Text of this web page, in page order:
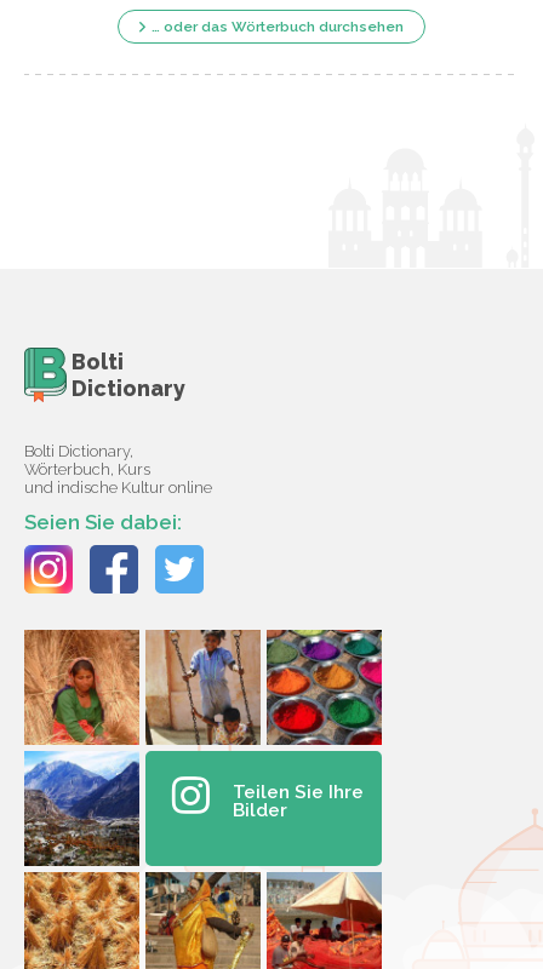
… oder das Wörterbuch durchsehen
Bolti
Dictionary
Bolti Dictionary,
Wörterbuch, Kurs
und indische Kultur online
Seien Sie dabei:
Teilen Sie Ihre
Bilder